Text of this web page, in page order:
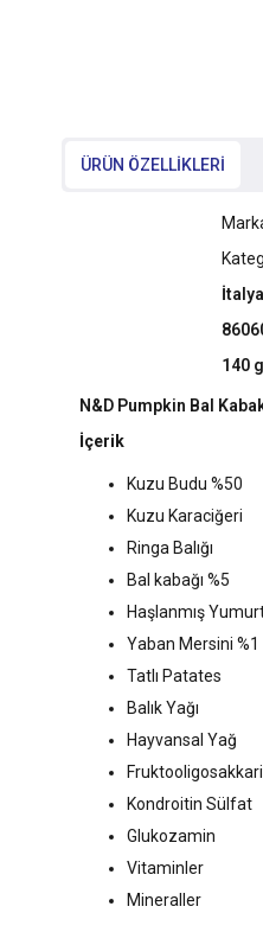
ÜRÜN ÖZELLIKLERI
İtalya
140
N&D Pumpkin Bal
İçerik
Kuzu Budu %50
Kuzu Karaciğeri
Ringa Balığı
Bal kabağı %5
Haşlanmış
Yaban Mersini %1
Tatlı Patates
Balık Yağı
Hayvansal Yağ
Kondroitin Sülfat
Glukozamin
Vitaminler
Mineraller